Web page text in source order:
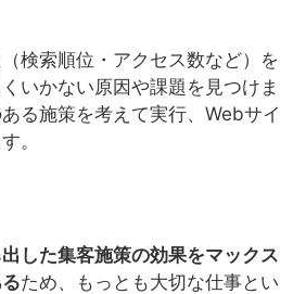
検索順位・アクセス数など）を
いかない原因や課題を見つけま
る施策を考えて実行、Webサイ
。
した集客施策の効果をマックス
ため、もっとも大切な仕事とい